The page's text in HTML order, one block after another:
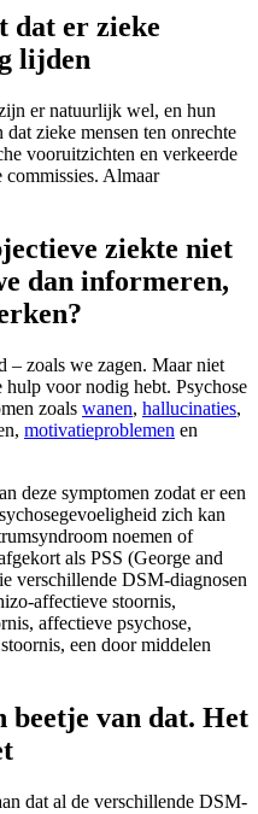
dat er zieke
lijden
er natuurlijk wel, en hun
zieke mensen ten onrechte
vooruitzichten en verkeerde
commissies. Almaar
ziekte niet
dan informeren,
– zoals we zagen. Maar niet
hulp voor nodig hebt. Psychose
zoals wanen, hallucinaties,
motivatieproblemen en
deze symptomen zodat er een
zich kan
noemen of
als PSS (George and
verschillende DSM-diagnosen
affectieve stoornis,
affectieve psychose,
een door middelen
beetje van dat. Het
dat al de verschillende DSM-